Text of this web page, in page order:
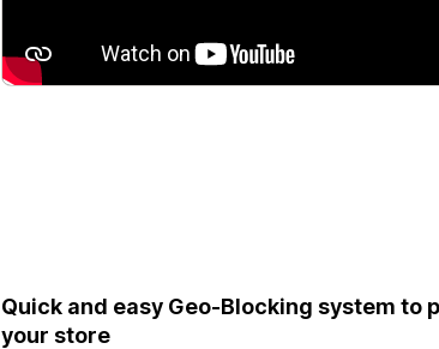
Quick and easy Geo-Blocking system
your store